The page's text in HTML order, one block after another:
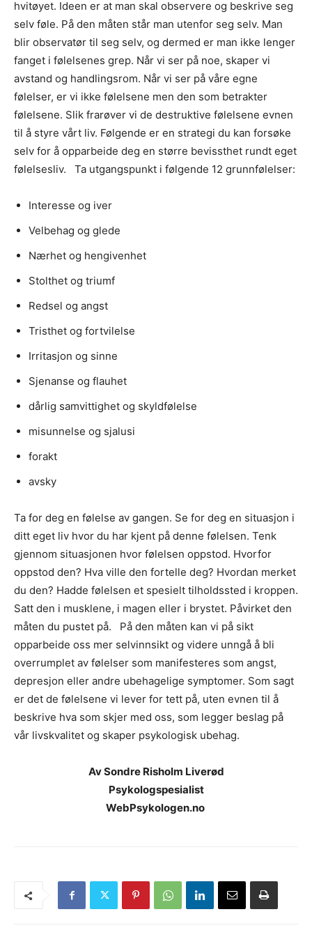
hvitøyet. Ideen er at man skal observere og beskrive seg
selv føle. På den måten står man utenfor seg selv. Man
blir observatør til seg selv, og dermed er man ikke lenger
fanget i følelsenes grep. Når vi ser på noe, skaper vi
avstand og handlingsrom. Når vi ser på våre egne
følelser, er vi ikke følelsene men den som betrakter
følelsene. Slik frarøver vi de destruktive følelsene evnen
til å styre vårt liv. Følgende er en strategi du kan forsøke
selv for å opparbeide deg en større bevissthet rundt eget
følelsesliv. Ta utgangspunkt i følgende 12 grunnfølelser:
Interesse og iver
Velbehag og glede
Nærhet og hengivenhet
Stolthet og triumf
Redsel og angst
Tristhet og fortvilelse
Irritasjon og sinne
Sjenanse og flauhet
dårlig samvittighet og skyldfølelse
misunnelse og sjalusi
forakt
avsky
Ta for deg en følelse av gangen. Se for deg en situasjon i
ditt eget liv hvor du har kjent på denne følelsen. Tenk
gjennom situasjonen hvor følelsen oppstod. Hvorfor
oppstod den? Hva ville den fortelle deg? Hvordan merket
du den? Hadde følelsen et spesielt tilholdssted i kroppen.
Satt den i musklene, i magen eller i brystet. Påvirket den
måten du pustet på. På den måten kan vi på sikt
opparbeide oss mer selvinnsikt og videre unngå å bli
overrumplet av følelser som manifesteres som angst,
depresjon eller andre ubehagelige symptomer. Som sagt
er det de følelsene vi lever for tett på, uten evnen til å
beskrive hva som skjer med oss, som legger beslag på
vår livskvalitet og skaper psykologisk ubehag.
Av Sondre Risholm Liverød
Psykologspesialist
WebPsykologen.no